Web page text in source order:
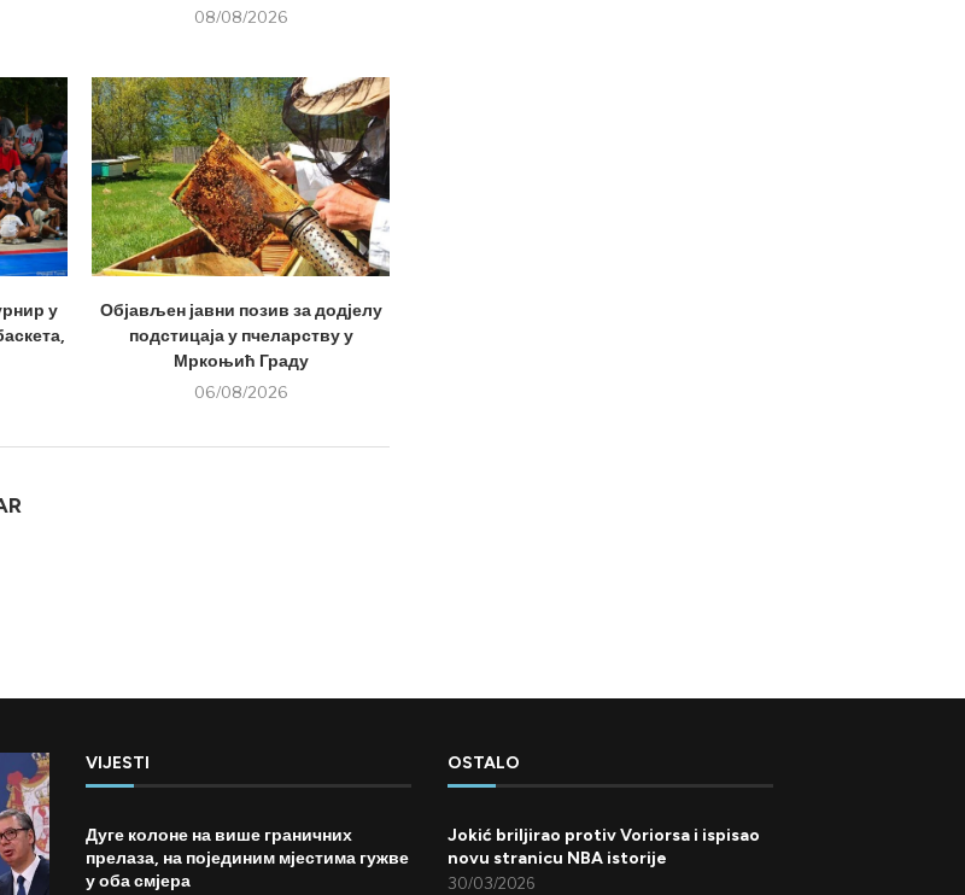
08/08/2026
у
Објављен јавни позив за додјелу
подстицаја у пчеларству у
Мркоњић Граду
06/08/2026
VIJESTI
Дуге колоне на више граничних
прелаза, на појединим мјестима гужве
у оба смјера
OSTALO
Jokić briljirao protiv Voriorsa i ispisao
novu stranicu NBA istorije
30/03/2026